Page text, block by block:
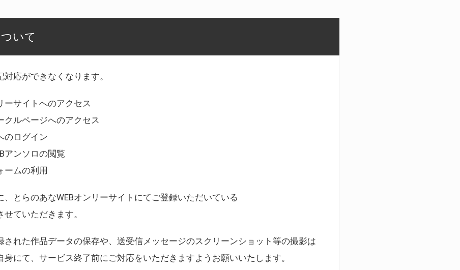
いて
応ができなくなります。
ーサイトへのアクセス
クルページへのアクセス
のログイン
アンソロの閲覧
ームの利用
、とらのあなWEBオンリーサイトにてご登録いただいている
ていただきます。
された作品データの保存や、送受信メッセージのスクリーンショット等の撮影は
にて、サービス終了前にご対応をいただきますようお願いいたします。